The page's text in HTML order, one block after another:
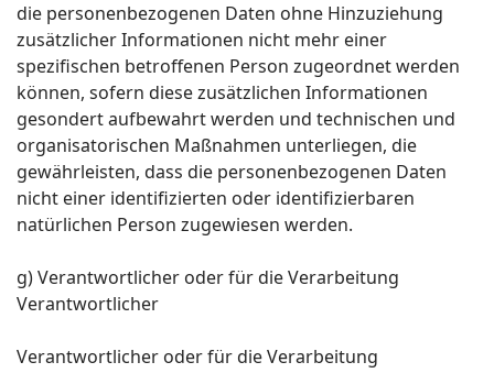
die personenbezogenen Daten ohne Hinzuziehung
zusätzlicher Informationen nicht mehr einer
spezifischen betroffenen Person zugeordnet werden
können, sofern diese zusätzlichen Informationen
gesondert aufbewahrt werden und technischen und
organisatorischen Maßnahmen unterliegen, die
gewährleisten, dass die personenbezogenen Daten
nicht einer identifizierten oder identifizierbaren
natürlichen Person zugewiesen werden.
g) Verantwortlicher oder für die Verarbeitung
Verantwortlicher
Verantwortlicher oder für die Verarbeitung